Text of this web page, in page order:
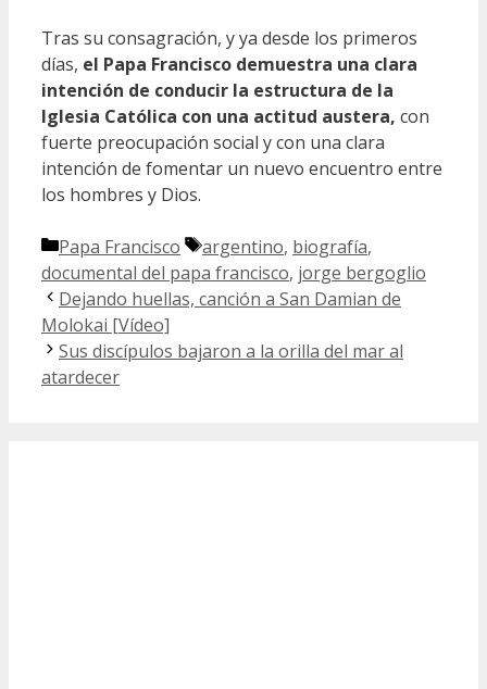
Tras su consagración, y ya desde los primeros
días, el Papa Francisco demuestra una clara
intención de conducir la estructura de la
Iglesia Católica con una actitud austera, con
fuerte preocupación social y con una clara
intención de fomentar un nuevo encuentro entre
los hombres y Dios.
Categorías
Papa Francisco Etiquetas
argentino, biografía,
documental del papa francisco, jorge bergoglio
Dejando huellas, canción a San Damian de
Molokai [Vídeo]
Sus discípulos bajaron a la orilla del mar al
atardecer